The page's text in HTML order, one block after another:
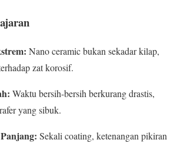
Nano ceramic bukan sekadar kilap,
zat korosif.
Waktu bersih-bersih berkurang drastis,
yang sibuk.
Sekali coating, ketenangan pikiran